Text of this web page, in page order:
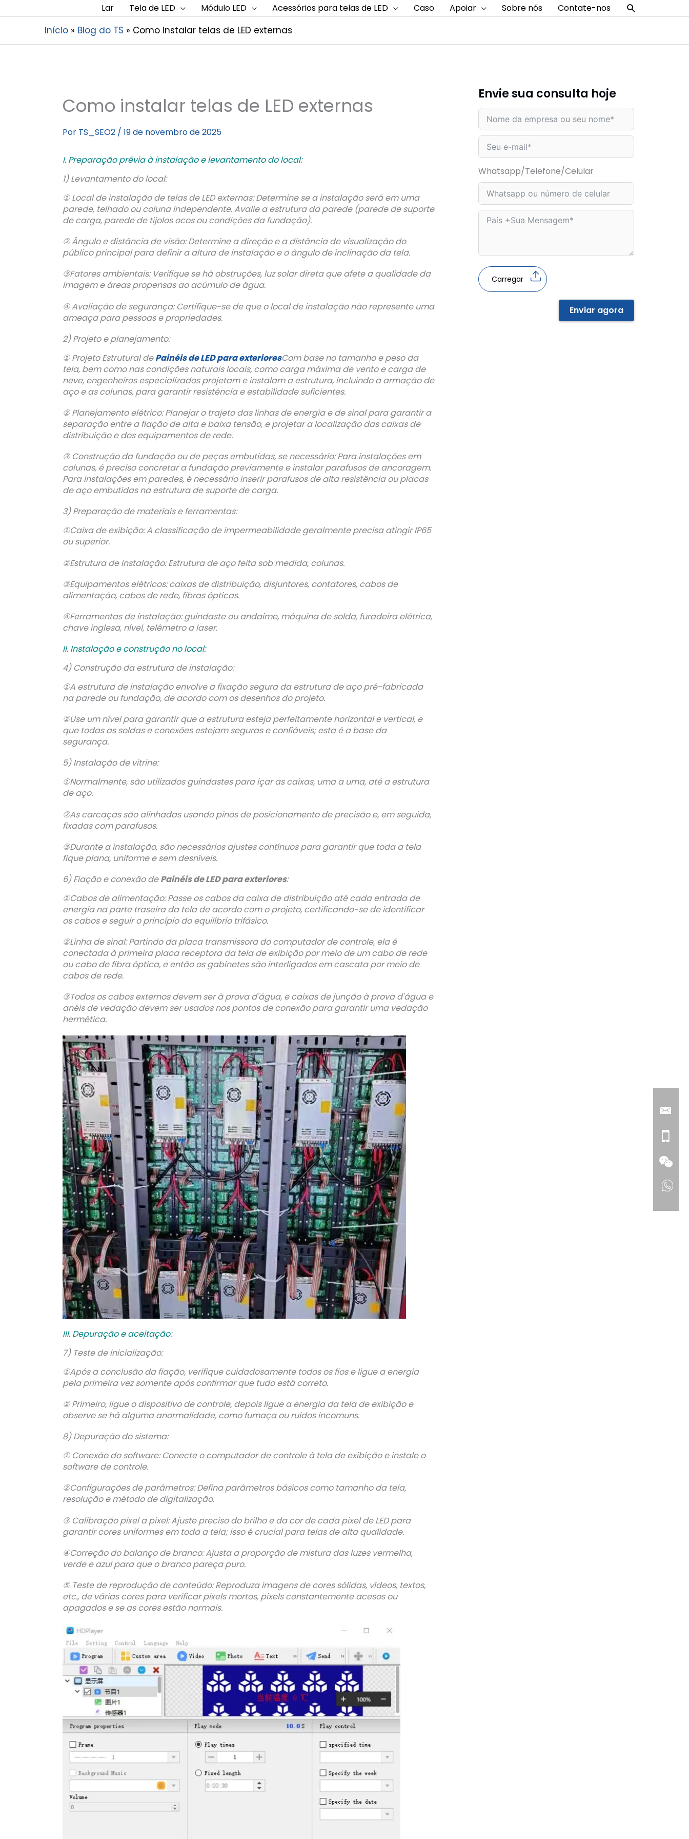
Lar Tela de LED Módulo LED Acessórios para telas de LED Caso Apoiar Sobre nós Contate-nos Procurar
Início Blog do TS Como instalar telas de LED externas
Como instalar telas de LED externas
Por TS_SEO2 / 19 de novembro de 2025
I. Preparação prévia à instalação e levantamento do local:
1) Levantamento do local:
① Local de instalação de telas de LED externas: Determine se a instalação será em uma
parede, telhado ou coluna independente. Avalie a estrutura da parede (parede de suporte
de carga, parede de tijolos ocos ou condições da fundação).
② Ângulo e distância de visão: Determine a direção e a distância de visualização do
público principal para definir a altura de instalação e o ângulo de inclinação da tela.
③Fatores ambientais: Verifique se há obstruções, luz solar direta que afete a qualidade da
imagem e áreas propensas ao acúmulo de água.
④ Avaliação de segurança: Certifique-se de que o local de instalação não represente uma
ameaça para pessoas e propriedades.
2) Projeto e planejamento:
① Projeto Estrutural dePainéis de LED para exterioresCom base no tamanho e peso da
tela, bem como nas condições naturais locais, como carga máxima de vento e carga de
neve, engenheiros especializados projetam e instalam a estrutura, incluindo a armação de
aço e as colunas, para garantir resistência e estabilidade suficientes.
② Planejamento elétrico: Planejar o trajeto das linhas de energia e de sinal para garantir a
separação entre a fiação de alta e baixa tensão, e projetar a localização das caixas de
distribuição e dos equipamentos de rede.
③ Construção da fundação ou de peças embutidas, se necessário: Para instalações em
colunas, é preciso concretar a fundação previamente e instalar parafusos de ancoragem.
Para instalações em paredes, é necessário inserir parafusos de alta resistência ou placas
de aço embutidas na estrutura de suporte de carga.
3) Preparação de materiais e ferramentas:
①Caixa de exibição: A classificação de impermeabilidade geralmente precisa atingir IP65
ou superior.
②Estrutura de instalação: Estrutura de aço feita sob medida, colunas.
③Equipamentos elétricos: caixas de distribuição, disjuntores, contatores, cabos de
alimentação, cabos de rede, fibras ópticas.
④Ferramentas de instalação: guindaste ou andaime, máquina de solda, furadeira elétrica,
chave inglesa, nível, telêmetro a laser.
II. Instalação e construção no local:
4) Construção da estrutura de instalação:
①A estrutura de instalação envolve a fixação segura da estrutura de aço pré-fabricada
na parede ou fundação, de acordo com os desenhos do projeto.
②Use um nível para garantir que a estrutura esteja perfeitamente horizontal e vertical, e
que todas as soldas e conexões estejam seguras e confiáveis; esta é a base da
segurança.
5) Instalação de vitrine:
①Normalmente, são utilizados guindastes para içar as caixas, uma a uma, até a estrutura
de aço.
②As carcaças são alinhadas usando pinos de posicionamento de precisão e, em seguida,
fixadas com parafusos.
③Durante a instalação, são necessários ajustes contínuos para garantir que toda a tela
fique plana, uniforme e sem desníveis.
6) Fiação e conexão dePainéis de LED para exteriores:
①Cabos de alimentação: Passe os cabos da caixa de distribuição até cada entrada de
energia na parte traseira da tela de acordo com o projeto, certificando-se de identificar
os cabos e seguir o princípio do equilíbrio trifásico.
②Linha de sinal: Partindo da placa transmissora do computador de controle, ela é
conectada à primeira placa receptora da tela de exibição por meio de um cabo de rede
ou cabo de fibra óptica, e então os gabinetes são interligados em cascata por meio de
cabos de rede.
③Todos os cabos externos devem ser à prova d'água, e caixas de junção à prova d'água e
anéis de vedação devem ser usados nos pontos de conexão para garantir uma vedação
hermética.
III. Depuração e aceitação:
7) Teste de inicialização:
①Após a conclusão da fiação, verifique cuidadosamente todos os fios e ligue a energia
pela primeira vez somente após confirmar que tudo está correto.
② Primeiro, ligue o dispositivo de controle, depois ligue a energia da tela de exibição e
observe se há alguma anormalidade, como fumaça ou ruídos incomuns.
8) Depuração do sistema:
① Conexão do software: Conecte o computador de controle à tela de exibição e instale o
software de controle.
②Configurações de parâmetros: Defina parâmetros básicos como tamanho da tela,
resolução e método de digitalização.
③ Calibração pixel a pixel: Ajuste preciso do brilho e da cor de cada pixel de LED para
garantir cores uniformes em toda a tela; isso é crucial para telas de alta qualidade.
④Correção do balanço de branco: Ajusta a proporção de mistura das luzes vermelha,
verde e azul para que o branco pareça puro.
⑤ Teste de reprodução de conteúdo: Reproduza imagens de cores sólidas, vídeos, textos,
etc., de várias cores para verificar pixels mortos, pixels constantemente acesos ou
apagados e se as cores estão normais.
Envie sua consulta hoje
Whatsapp/Telefone/Celular
Carregar
Enviar agora